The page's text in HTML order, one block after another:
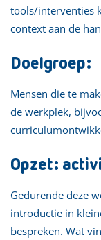
tools/interventies
context aan de
Doelgroep:
Mensen die te
de werkplek,
Opzet:
Gedurende deze
introductie in
bespreken. Wat